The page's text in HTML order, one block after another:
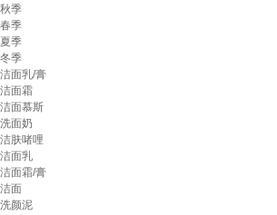
秋季
春季
夏季
冬季
洁面乳/膏
洁面霜
洁面慕斯
洗面奶
洁肤啫哩
洁面乳
洁面霜/膏
洁面
洗颜泥